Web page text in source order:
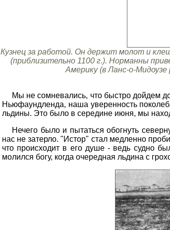
Кузнец за работой. Он держит молот и
(приблизительно 1100 г.). Норманны
Америку (в Ланс-о-
Мы не сомневались, что быстро дойдем
Ньюфаундленда, наша уверенность
льдины. Это было в середине июня, мы
Нечего было и пытаться обогнуть
нас не затерло. "Истор" стал медленно
что происходит в его душе - ведь судно
молился богу, когда очередная льдина с